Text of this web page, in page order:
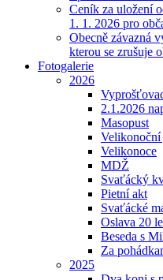
Ceník za uložení
1. 1. 2026 pro
Obecně závazná
kterou se zrušuje
Fotogalerie
2026
2.1.2026
Masopust
Velikonoční
Velikonoce
MDŽ
Svaťácký
Pietní akt
Svaťácké
Oslava 20
Beseda s
Za
2025